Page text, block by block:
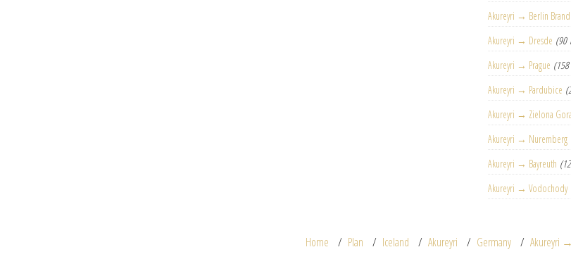
Akureyri → Berlin
Akureyri → Dresde (90
Akureyri → Prague
Akureyri → Pardubice
Akureyri → Zielona
Akureyri → Nuremberg
Akureyri → Bayreuth
Akureyri → Vodochody
Home Plan Iceland Akureyri Germany Akureyri